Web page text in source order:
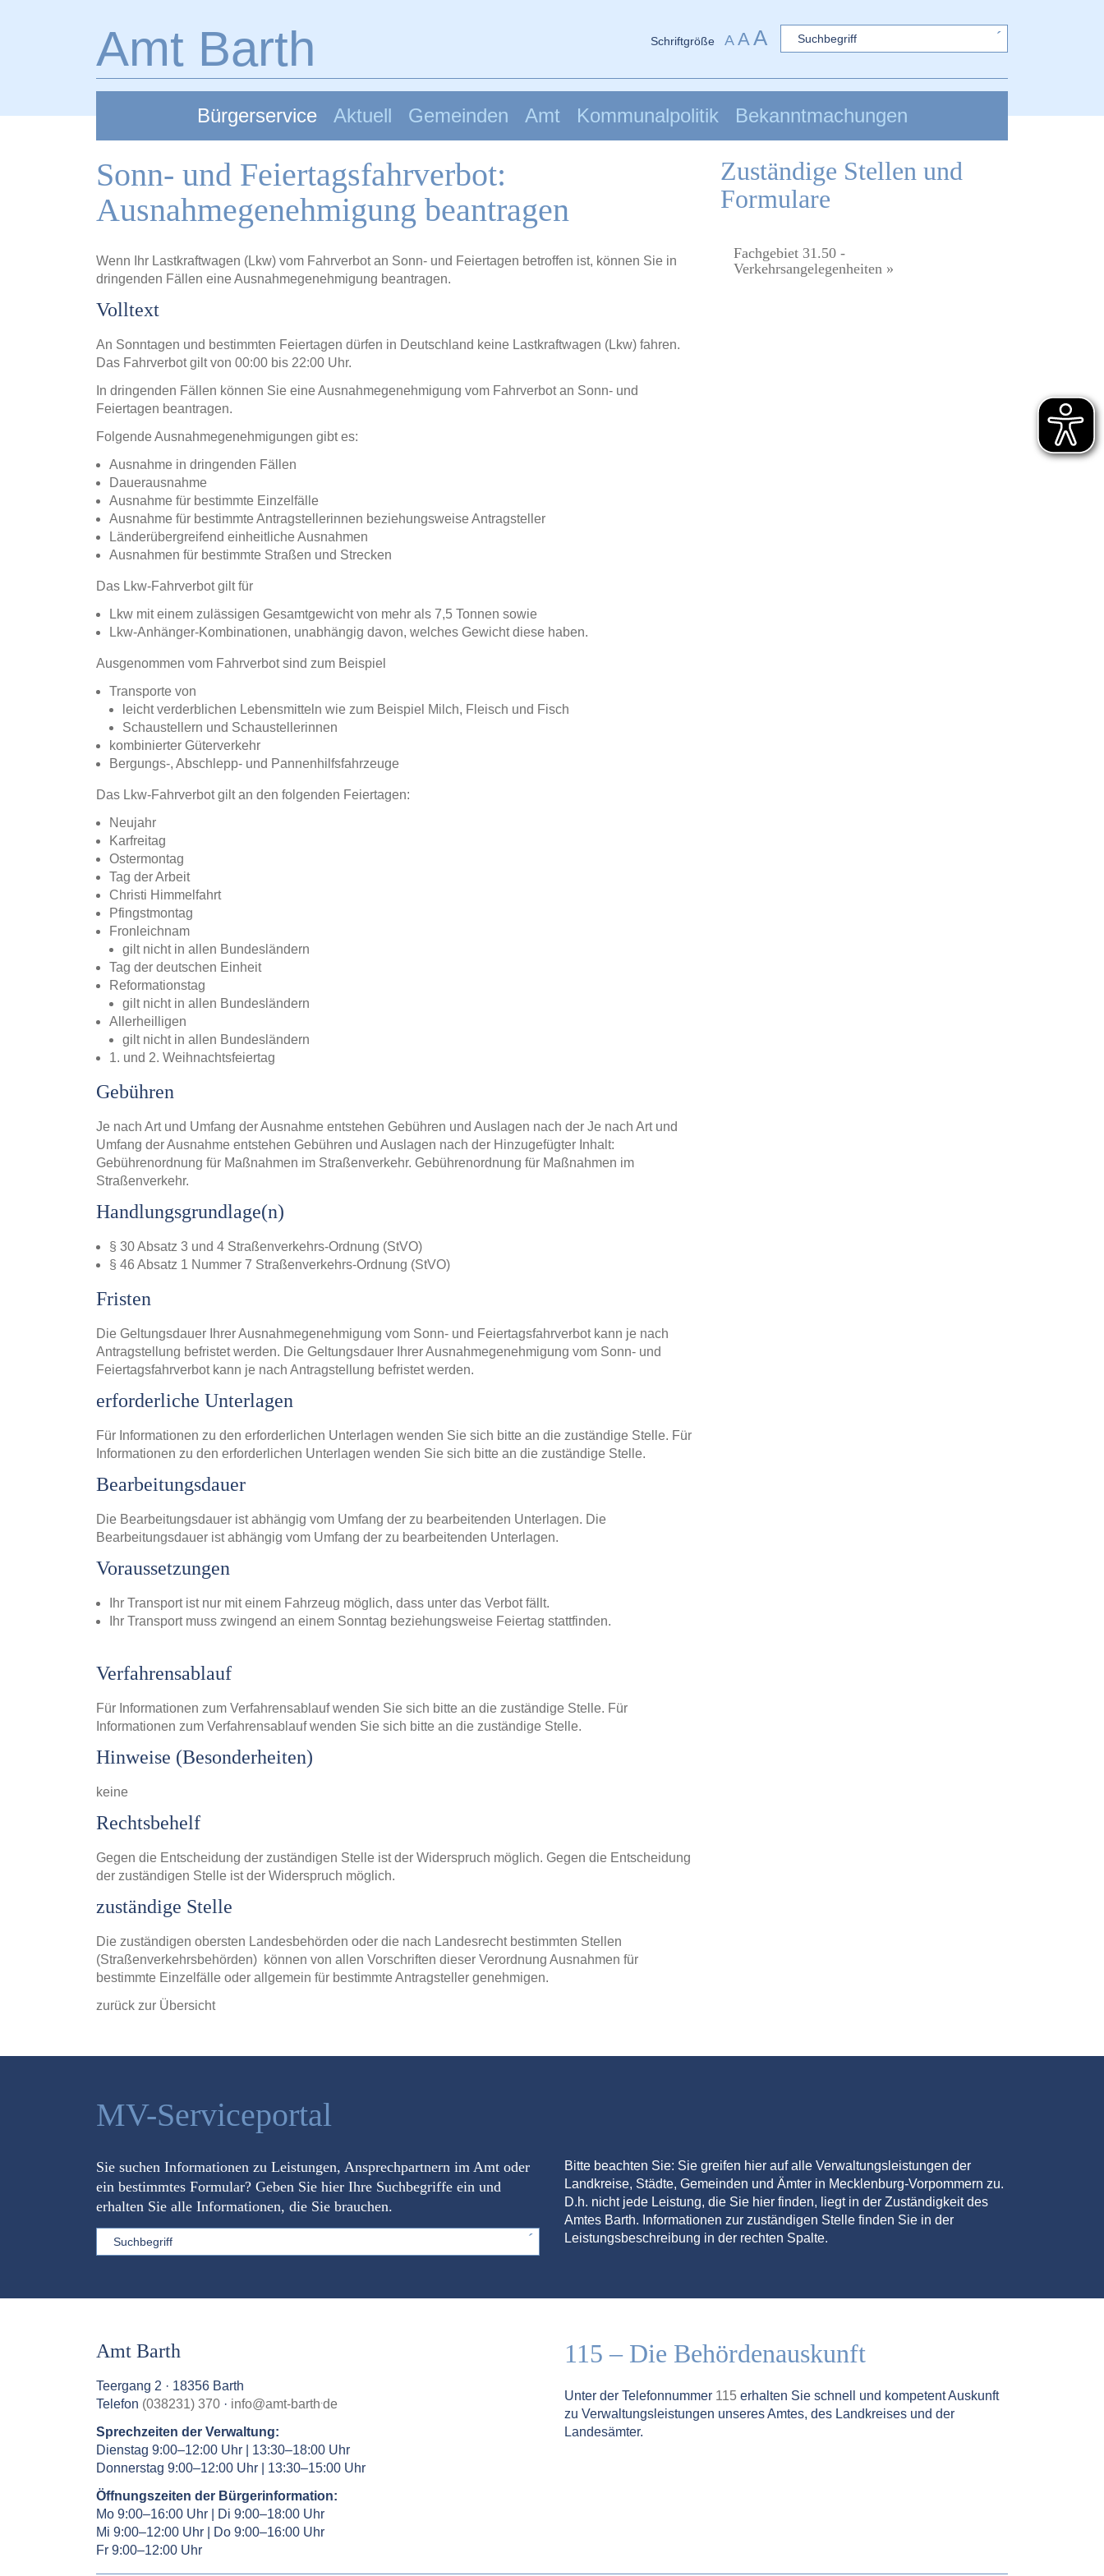
Amt Barth Schriftgröße A AA Sword
Bürgerservice Aktuell Gemeinden Amt Kommunalpolitik Bekanntmachungen
Sonn- und Feiertagsfahrverbot:
Ausnahmegenehmigung beantragen
Wenn Ihr Lastkraftwagen (Lkw) vom Fahrverbot an Sonn- und Feiertagen betroffen ist, können Sie in
dringenden Fällen eine Ausnahmegenehmigung beantragen.
Volltext
An Sonntagen und bestimmten Feiertagen dürfen in Deutschland keine Lastkraftwagen (Lkw) fahren.
Das Fahrverbot gilt von 00:00 bis 22:00 Uhr.
In dringenden Fällen können Sie eine Ausnahmegenehmigung vom Fahrverbot an Sonn- und
Feiertagen beantragen.
Folgende Ausnahmegenehmigungen gibt es:
Ausnahme in dringenden Fällen
Dauerausnahme
Ausnahme für bestimmte Einzelfälle
Ausnahme für bestimmte Antragstellerinnen beziehungsweise Antragsteller
Länderübergreifend einheitliche Ausnahmen
Ausnahmen für bestimmte Straßen und Strecken
Das Lkw-Fahrverbot gilt für
Lkw mit einem zulässigen Gesamtgewicht von mehr als 7,5 Tonnen sowie
Lkw-Anhänger-Kombinationen, unabhängig davon, welches Gewicht diese haben.
Ausgenommen vom Fahrverbot sind zum Beispiel
Transporte von
leicht verderblichen Lebensmitteln wie zum Beispiel Milch, Fleisch und Fisch
Schaustellern und Schaustellerinnen
kombinierter Güterverkehr
Bergungs-, Abschlepp- und Pannenhilfsfahrzeuge
Das Lkw-Fahrverbot gilt an den folgenden Feiertagen:
Neujahr
Karfreitag
Ostermontag
Tag der Arbeit
Christi Himmelfahrt
Pfingstmontag
Fronleichnam
gilt nicht in allen Bundesländern
Tag der deutschen Einheit
Reformationstag
gilt nicht in allen Bundesländern
Allerheilligen
gilt nicht in allen Bundesländern
1. und 2. Weihnachtsfeiertag
Gebühren
Je nach Art und Umfang der Ausnahme entstehen Gebühren und Auslagen nach der Je nach Art und
Umfang der Ausnahme entstehen Gebühren und Auslagen nach der Hinzugefügter Inhalt:
Gebührenordnung für Maßnahmen im Straßenverkehr. Gebührenordnung für Maßnahmen im
Straßenverkehr.
Handlungsgrundlage(n)
§ 30 Absatz 3 und 4 Straßenverkehrs-Ordnung (StVO)
§ 46 Absatz 1 Nummer 7 Straßenverkehrs-Ordnung (StVO)
Fristen
Die Geltungsdauer Ihrer Ausnahmegenehmigung vom Sonn- und Feiertagsfahrverbot kann je nach
Antragstellung befristet werden. Die Geltungsdauer Ihrer Ausnahmegenehmigung vom Sonn- und
Feiertagsfahrverbot kann je nach Antragstellung befristet werden.
erforderliche Unterlagen
Für Informationen zu den erforderlichen Unterlagen wenden Sie sich bitte an die zuständige Stelle. Für
Informationen zu den erforderlichen Unterlagen wenden Sie sich bitte an die zuständige Stelle.
Bearbeitungsdauer
Die Bearbeitungsdauer ist abhängig vom Umfang der zu bearbeitenden Unterlagen. Die
Bearbeitungsdauer ist abhängig vom Umfang der zu bearbeitenden Unterlagen.
Voraussetzungen
Ihr Transport ist nur mit einem Fahrzeug möglich, dass unter das Verbot fällt.
Ihr Transport muss zwingend an einem Sonntag beziehungsweise Feiertag stattfinden.
Verfahrensablauf
Für Informationen zum Verfahrensablauf wenden Sie sich bitte an die zuständige Stelle. Für
Informationen zum Verfahrensablauf wenden Sie sich bitte an die zuständige Stelle.
Hinweise (Besonderheiten)
keine
Rechtsbehelf
Gegen die Entscheidung der zuständigen Stelle ist der Widerspruch möglich. Gegen die Entscheidung
der zuständigen Stelle ist der Widerspruch möglich.
zuständige Stelle
Die zuständigen obersten Landesbehörden oder die nach Landesrecht bestimmten Stellen
(Straßenverkehrsbehörden) können von allen Vorschriften dieser Verordnung Ausnahmen für
bestimmte Einzelfälle oder allgemein für bestimmte Antragsteller genehmigen.
zurück zur Übersicht
Zuständige Stellen und
Formulare
Fachgebiet 31.50 -
Verkehrsangelegenheiten »
MV-Serviceportal
Sie suchen Informationen zu Leistungen, Ansprechpartnern im Amt oder
ein bestimmtes Formular? Geben Sie hier Ihre Suchbegriffe ein und
erhalten Sie alle Informationen, die Sie brauchen.
Sword
Bitte beachten Sie: Sie greifen hier auf alle Verwaltungsleistungen der
Landkreise, Städte, Gemeinden und Ämter in Mecklenburg-Vorpommern zu.
D.h. nicht jede Leistung, die Sie hier finden, liegt in der Zuständigkeit des
Amtes Barth. Informationen zur zuständigen Stelle finden Sie in der
Leistungsbeschreibung in der rechten Spalte.
Amt Barth
Teergang 2 · 18356 Barth
Telefon (038231) 370 · info@amt-barth.de
Sprechzeiten der Verwaltung:
Dienstag 9:00–12:00 Uhr | 13:30–18:00 Uhr
Donnerstag 9:00–12:00 Uhr | 13:30–15:00 Uhr
Öffnungszeiten der Bürgerinformation:
Mo 9:00–16:00 Uhr | Di 9:00–18:00 Uhr
Mi 9:00–12:00 Uhr | Do 9:00–16:00 Uhr
Fr 9:00–12:00 Uhr
115 – Die Behördenauskunft
Unter der Telefonnummer 115 erhalten Sie schnell und kompetent Auskunft
zu Verwaltungsleistungen unseres Amtes, des Landkreises und der
Landesämter.